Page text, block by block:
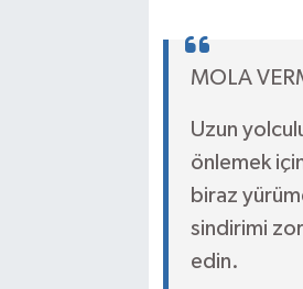
MOLA
Uzun
önlemek
biraz
sindirimi zor
edin.